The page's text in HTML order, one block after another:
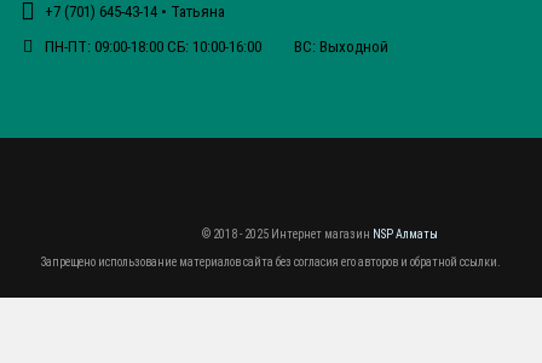
+7 (701) 645-43-14 • Татьяна
ПН-ПТ: 09:00-18:00 СБ: 10:00-16:00 ВС: Выходной
© 2018 - 2025 Интернет магазин NSP Алматы
Запрещено использование материалов сайта без согласия его авторов и обратной ссылки.